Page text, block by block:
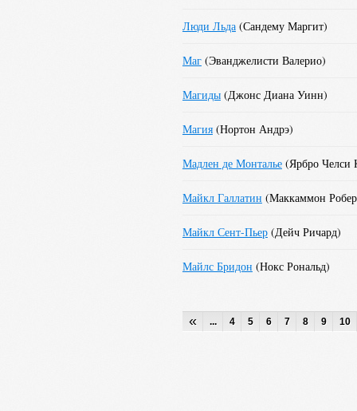
Люди Льда(Сандему Маргит)
Маг(Эванджелисти Валерио)
Магиды(Джонс Диана Уинн)
Магия(Нортон Андрэ)
Мадлен де Монталье(Ярбро Челси
Майкл Галлатин (Маккаммон
Майкл Сент-Пьер(Дейч Ричард)
Майлс Бридон (Нокс Рональд)
« ... 4 5 6 7 8 9 10